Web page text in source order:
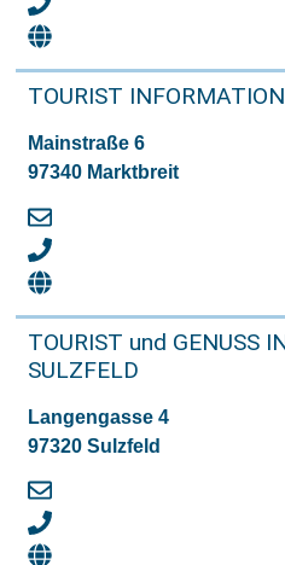
TOURIST
Mainstraße 6
97340 Marktbreit
TOURIST und GENUSS
SULZFELD
Langengasse 4
97320 Sulzfeld